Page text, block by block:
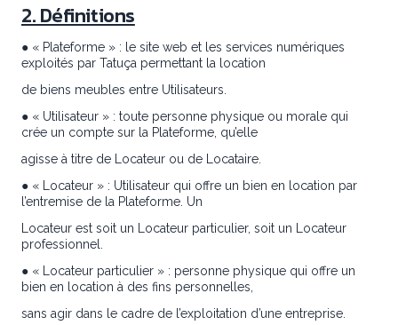
2. Définitions
● « Plateforme » : le site web et les services numériques
exploités par Tatuça permettant la location
de biens meubles entre Utilisateurs.
● « Utilisateur » : toute personne physique ou morale qui
crée un compte sur la Plateforme, qu’elle
agisse à titre de Locateur ou de Locataire.
● « Locateur » : Utilisateur qui offre un bien en location par
l’entremise de la Plateforme. Un
Locateur est soit un Locateur particulier, soit un Locateur
professionnel.
● « Locateur particulier » : personne physique qui offre un
bien en location à des fins personnelles,
sans agir dans le cadre de l’exploitation d’une entreprise.